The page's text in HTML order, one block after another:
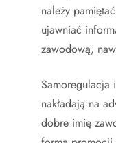
należy
ujawniać
zawodową,
Samoregulacja
nakładają na
dobre imię